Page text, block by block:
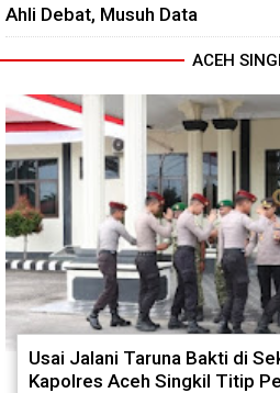
Ahli Debat, Musuh Data
ACEH
Usai Jalani Taruna Bakti di
Kapolres Aceh Singkil Titip